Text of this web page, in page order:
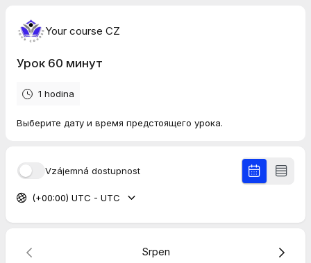
Your course CZ
Урок 60 минут
1 hodina
Выберите дату и время предстоящего урока.
Vzájemná dostupnost
(+00:00) UTC - UTC
Srpen